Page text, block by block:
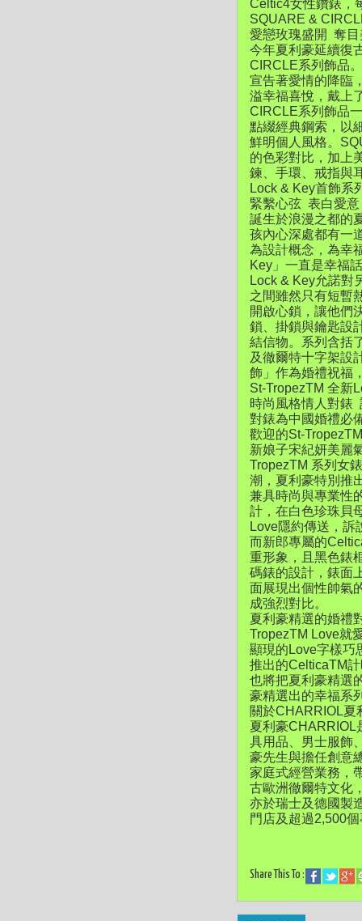
Celtic4女性鑽錶，
SQUARE &
愛戀玫瑰盛開 奪
今年夏利豪延續復
CIRCLE系列飾品
宣告著愛情的降臨
溢幸福喜悅，戴上
CIRCLE系列飾品
點綴經典鋼索，以
鮮明個人風格。
的色彩對比，加上
鍊、手環、戒指與
Lock & Key首飾系
緊繫心弦 表白愛意
誕生於浪漫之都的
孩內心深處都有一
為設計概念，為幸
Key」一直是幸福
Lock & Key允諾對
之間雖然只有短暫
開啟心鎖，讓他們
鎖、掛鎖與鑰匙設
結信物。系列含括
及徹爾特十字架設
飾」作為婚禮祝福
St-TropezTM 全新
時尚風格情人對錶
對錶為中國婚禮必
歡迎的St-
新娘子宋紀妍美麗
TropezTM 系列女
潮，夏利豪特別推
兼具時尚與專業性
計，在白色珍珠貝
Love隱約傳送，訴
而新郎專屬的
重形象，且黑色錶
碼錶的設計，錶面
面展現出個性帥氣
成強烈對比。
夏利豪精選的婚禮
TropezTM Love就
顯現的Love字樣巧
推出的CelticaTM
也將把夏利豪精選
豪精選出的幸福系
關於CHARRIOL夏
夏利豪CHARRIOL
具用品、男士服飾
豪先生與擔任創意
家庭式經營業務，
古歐洲徹爾特文化
亦於瑞士及德國製
門店及超過2,500
Share This To :